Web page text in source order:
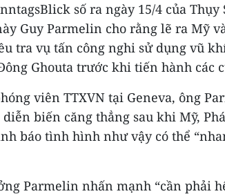
số ra ngày 15/4 của
Guy Parmelin cho rằng lẽ ra Mỹ
tra vụ tấn công nghi sử dụng vũ
Ghouta trước khi tiến hành các
viên TTXVN tại Geneva, ông
biến căng thẳng sau khi Mỹ,
báo tình hình như vậy có thể
Parmelin nhấn mạnh “cần phải